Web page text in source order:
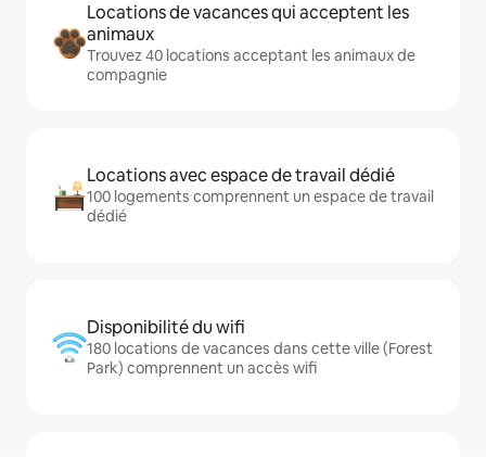
Locations de vacances qui acceptent les
animaux
Trouvez 40 locations acceptant les animaux de
compagnie
Locations avec espace de travail dédié
100 logements comprennent un espace de travail
dédié
Disponibilité du wifi
180 locations de vacances dans cette ville (Forest
Park) comprennent un accès wifi